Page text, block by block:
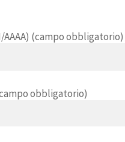
AAAA) (campo obbligatorio)
obbligatorio)